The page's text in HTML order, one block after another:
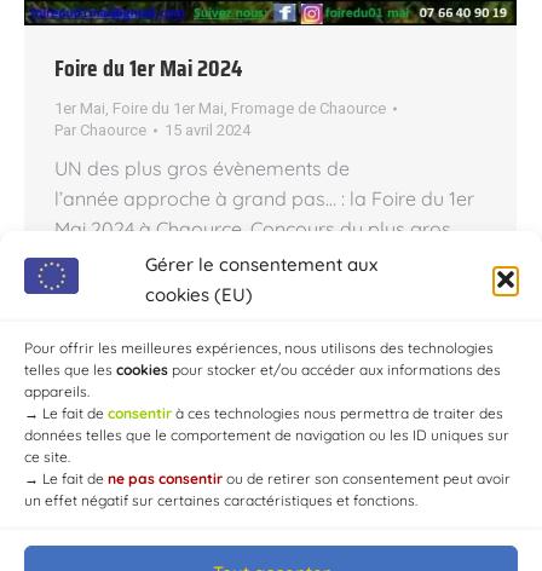
Gérer le consentement aux
cookies (EU)
Pour offrir les meilleures expériences, nous utilisons des technologies
telles que les cookies pour stocker et/ou accéder aux informations des
appareils.
→ Le fait de consentir à ces technologies nous permettra de traiter des
données telles que le comportement de navigation ou les ID uniques sur
ce site.
→ Le fait de ne pas consentir ou de retirer son consentement peut avoir
un effet négatif sur certaines caractéristiques et fonctions.
Foire du 1er Mai 2024
1er Mai Foire du 1er Mai Fromage de Chaource
Par Chaource 15 avril 2024
UN des plus gros évènements de
l’année approche à grand pas… : la Foire du 1er
Mai 2024 à Chaource. Concours du plus gros
mangeur de fromage de Chaource AOP
Fleurissez, Décorez, Défilez ! Foire du 1er Mai
La Foire du 1er Mai approche à grands pas,…